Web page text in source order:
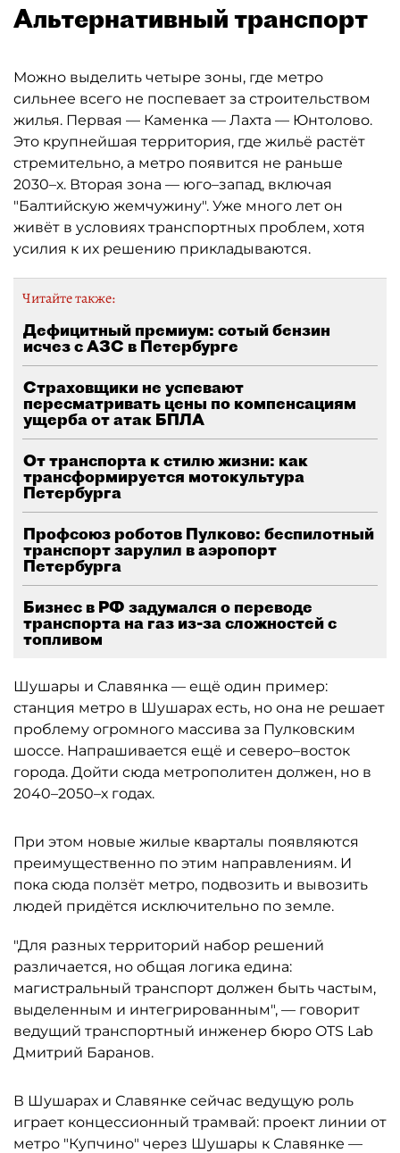
Альтернативный транспорт
Можно выделить четыре зоны, где метро
сильнее всего не поспевает за строительством
жилья. Первая — Каменка — Лахта — Юнтолово.
Это крупнейшая территория, где жильё растёт
стремительно, а метро появится не раньше
2030–х. Вторая зона — юго–запад, включая
"Балтийскую жемчужину". Уже много лет он
живёт в условиях транспортных проблем, хотя
усилия к их решению прикладываются.
Читайте также:
Дефицитный премиум: сотый бензин
исчез с АЗС в Петербурге
Страховщики не успевают
пересматривать цены по компенсациям
ущерба от атак БПЛА
От транспорта к стилю жизни: как
трансформируется мотокультура
Петербурга
Профсоюз роботов Пулково: беспилотный
транспорт зарулил в аэропорт
Петербурга
Бизнес в РФ задумался о переводе
транспорта на газ из-за сложностей с
топливом
Шушары и Славянка — ещё один пример:
станция метро в Шушарах есть, но она не решает
проблему огромного массива за Пулковским
шоссе. Напрашивается ещё и северо–восток
города. Дойти сюда метрополитен должен, но в
2040–2050–х годах.
При этом новые жилые кварталы появляются
преимущественно по этим направлениям. И
пока сюда ползёт метро, подвозить и вывозить
людей придётся исключительно по земле.
"Для разных территорий набор решений
различается, но общая логика едина:
магистральный транспорт должен быть частым,
выделенным и интегрированным", — говорит
ведущий транспортный инженер бюро OTS Lab
Дмитрий Баранов.
В Шушарах и Славянке сейчас ведущую роль
играет концессионный трамвай: проект линии от
метро "Купчино" через Шушары к Славянке —